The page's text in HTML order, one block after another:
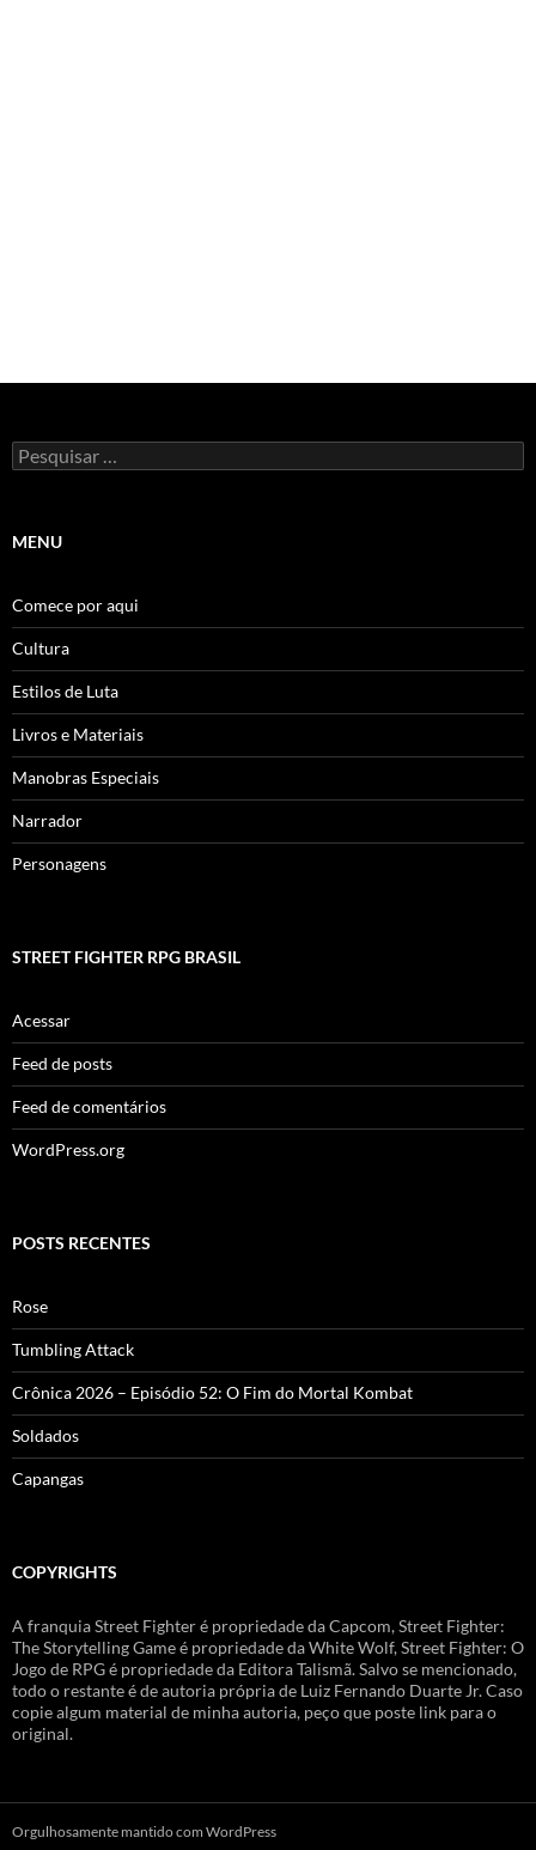
Pesquisar
por:
MENU
Comece por aqui
Cultura
Estilos de Luta
Livros e Materiais
Manobras Especiais
Narrador
Personagens
STREET FIGHTER RPG BRASIL
Acessar
Feed de posts
Feed de comentários
WordPress.org
POSTS RECENTES
Rose
Tumbling Attack
Crônica 2026 – Episódio 52: O Fim do Mortal Kombat
Soldados
Capangas
COPYRIGHTS
A franquia Street Fighter é propriedade da Capcom, Street Fighter:
The Storytelling Game é propriedade da White Wolf, Street Fighter: O
Jogo de RPG é propriedade da Editora Talismã. Salvo se mencionado,
todo o restante é de autoria própria de Luiz Fernando Duarte Jr. Caso
copie algum material de minha autoria, peço que poste link para o
original.
Orgulhosamente mantido com WordPress